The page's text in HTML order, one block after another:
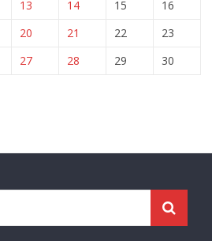
13 14 15
16
20 21 22
23
27 28 29 30